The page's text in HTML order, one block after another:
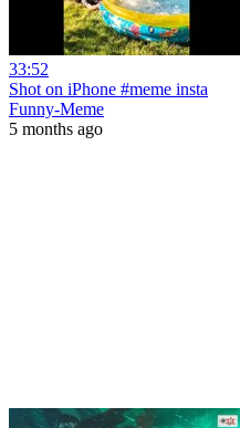
33:52
Shot on iPhone #meme insta
Funny-Meme
5 months ago